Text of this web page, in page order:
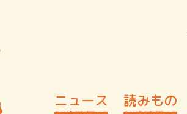
ニュース 読みもの